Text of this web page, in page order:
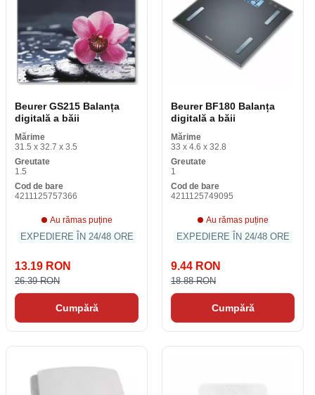
Beurer GS215 Balanța
digitală a băii
Mărime
31.5 x 32.7 x 3.5
Greutate
1.5
Cod de bare
4211125757366
Au rămas puține
EXPEDIERE ÎN 24/48 ORE
13.19 RON
26.39 RON
Cumpără
Beurer BF180 Balanța
digitală a băii
Mărime
33 x 4.6 x 32.8
Greutate
1
Cod de bare
4211125749095
Au rămas puține
EXPEDIERE ÎN 24/48 ORE
9.44 RON
18.88 RON
Cumpără